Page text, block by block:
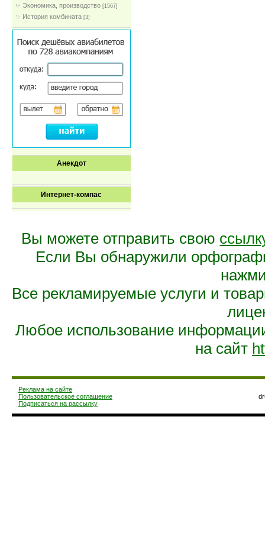
Экономика, производство [1567]
История комбината [3]
Анекдот
Интернет-компас
Вы можете отправить свою
Если Вы обнаружили
Все рекламируемые услуги и
Любое использование
на сайт
Реклама на сайте
Пользовательское соглашение
Подписаться на рассылку